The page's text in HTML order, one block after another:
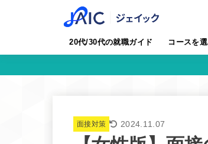
20代/30代の就職ガイド コースを
面接対策 2024.11.07